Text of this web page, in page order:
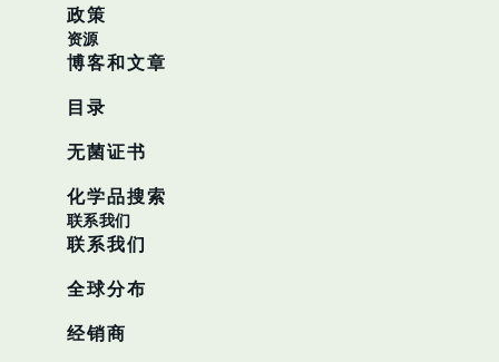
政策
资源
博客和文章
目录
无菌证书
化学品搜索
联系我们
联系我们
全球分布
经销商